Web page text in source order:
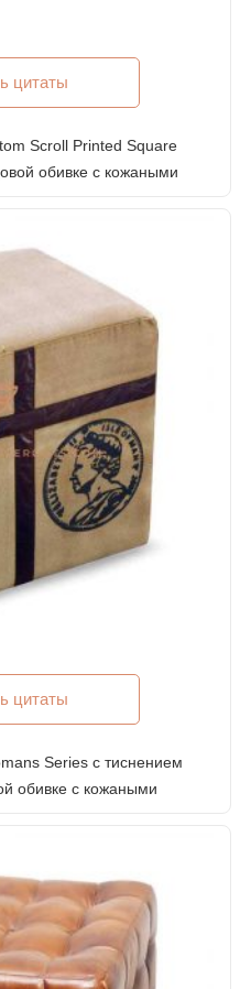
цитаты
Scroll Printed Square
обивке с кожаными
цитаты
Series с тиснением
обивке с кожаными